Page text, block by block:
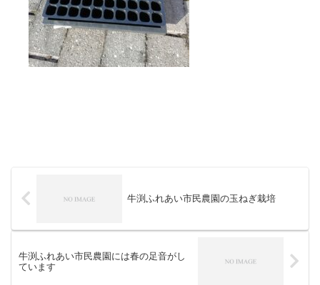
牛渕ふれあい市民農園の玉ねぎ栽培
牛渕ふれあい市民農園には春の足音がし
ています